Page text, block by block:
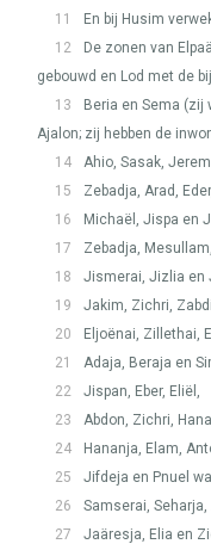
11
En bij Husim
12
De zonen van
gebouwd en Lod met de
13
Beria en Sema
Ajalon; zij hebben de
14
Ahio, Sasak,
15
Zebadja, Arad,
16
Michaël, Jispa en
17
Zebadja,
18
Jismerai, Jizlia en
19
Jakim, Zichri,
20
Eljoënai, Zillethai,
21
Adaja, Beraja en
22
Jispan, Eber, Eliël,
23
Abdon, Zichri,
24
Hananja, Elam,
25
Jifdeja en Pnuel
26
Samserai, Seharja,
27
Jaäresja, Elia en